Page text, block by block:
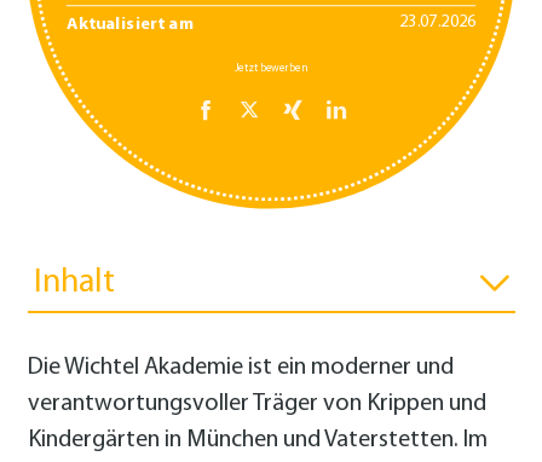
Aktualisiert am 23.07.2026
Jetzt bewerben
Inhalt
Die Wichtel Akademie ist ein moderner und
verantwortungsvoller Träger von Krippen und
Kindergärten in München und Vaterstetten. Im